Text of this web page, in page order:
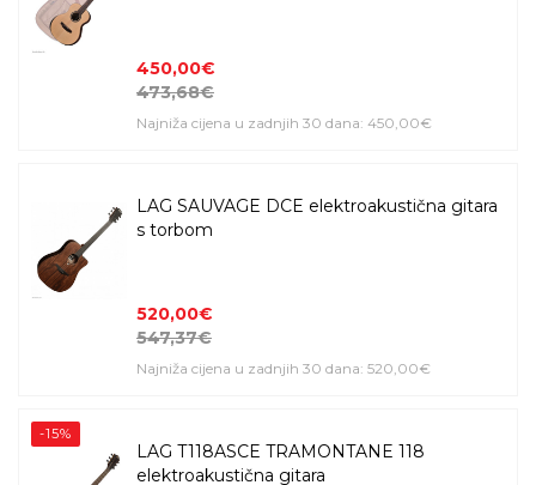
450,00€
473,68€
Najniža cijena u zadnjih 30 dana: 450,00€
LAG SAUVAGE DCE elektroakustična gitara
s torbom
520,00€
547,37€
Najniža cijena u zadnjih 30 dana: 520,00€
-15%
LAG T118ASCE TRAMONTANE 118
elektroakustična gitara